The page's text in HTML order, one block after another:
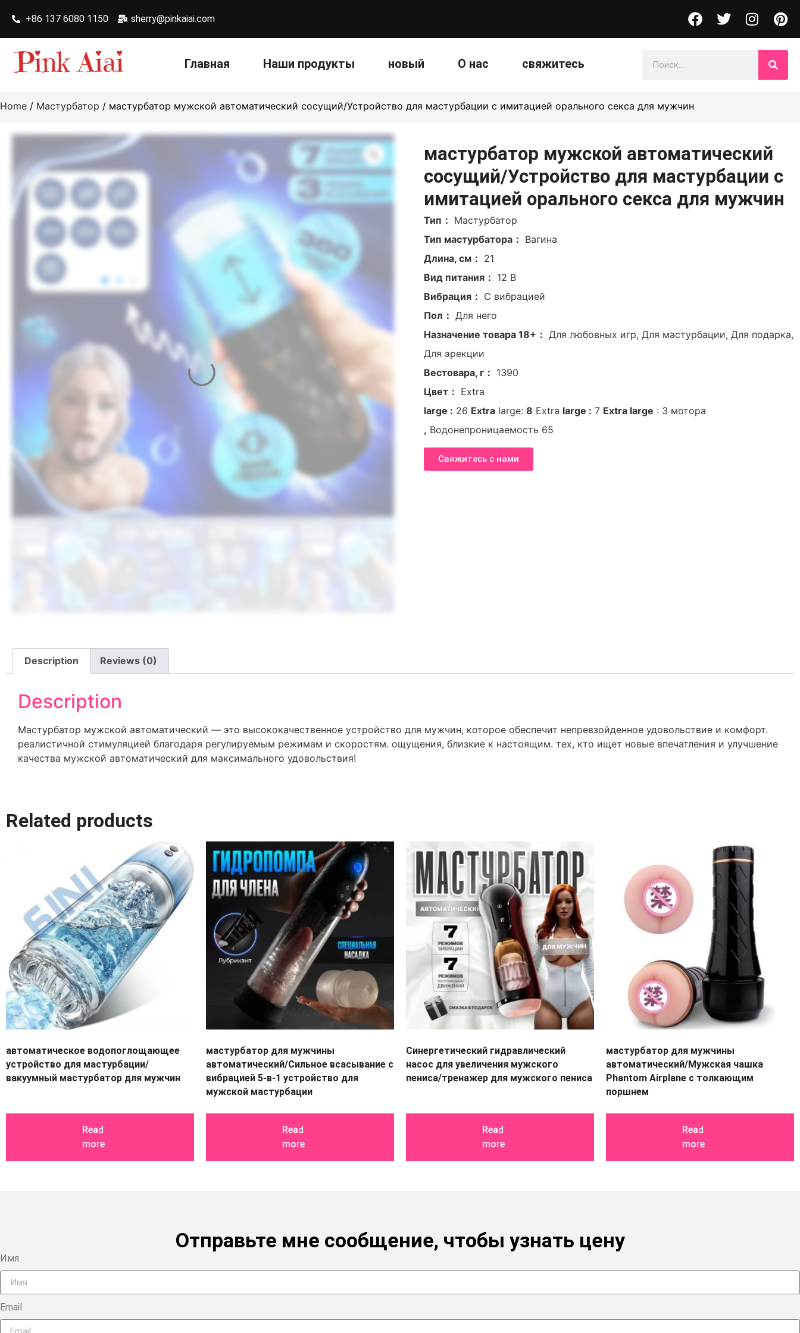
+86 137 6080 1150 sherry@pinkaiai.com
Главная Наши продукты новый О нас свяжитесь
Home / Мастурбатор / мастурбатор мужской автоматический сосущий/Устройство для мастурбации с имитацией орального секса для мужчин
мастурбатор мужской автоматический
сосущий/Устройство для мастурбации с
имитацией орального секса для мужчин
Тип： Мастурбатор
Тип мастурбатора： Вагина
Длина, см： 21
Вид питания： 12 В
Вибрация： С вибрацией
Пол： Для него
Назначение товара 18+： Для любовных игр, Для мастурбации, Для подарка,
Для эрекции
Вестовара, г： 1390
Цвет： Extra
large : 26 Extra large: 8 Extra large : 7 Extra large : 3 мотора
, Водонепроницаемость 65
Свяжитесь с нами
Description Reviews (0)
Description
Мастурбатор мужской автоматический — это высококачественное устройство для мужчин, которое обеспечит непревзойденное удовольствие и комфорт.
реалистичной стимуляцией благодаря регулируемым режимам и скоростям. ощущения, близкие к настоящим. тех, кто ищет новые впечатления и улучшение
качества мужской автоматический для максимального удовольствия!
Related products
автоматическое водопоглощающее
устройство для мастурбации/
вакуумный мастурбатор для мужчин
Read
more
мастурбатор для мужчины
автоматический/Сильное всасывание с
вибрацией 5-в-1 устройство для
мужской мастурбации
Read
more
Синергетический гидравлический
насос для увеличения мужского
пениса/тренажер для мужского пениса
Read
more
мастурбатор для мужчины
автоматический/Мужская чашка
Phantom Airplane с толкающим
поршнем
Read
more
Отправьте мне сообщение, чтобы узнать цену
Имя
Email